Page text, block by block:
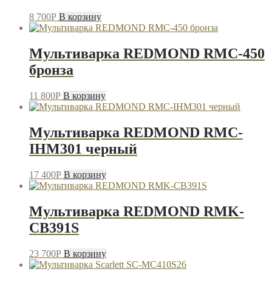
8 700P В корзину
Мультиварка REDMOND RMC-450
бронза
11 800P В корзину
Мультиварка REDMOND RMC-
IHM301 черный
17 400P В корзину
Мультиварка REDMOND RMK-
CB391S
23 700P В корзину